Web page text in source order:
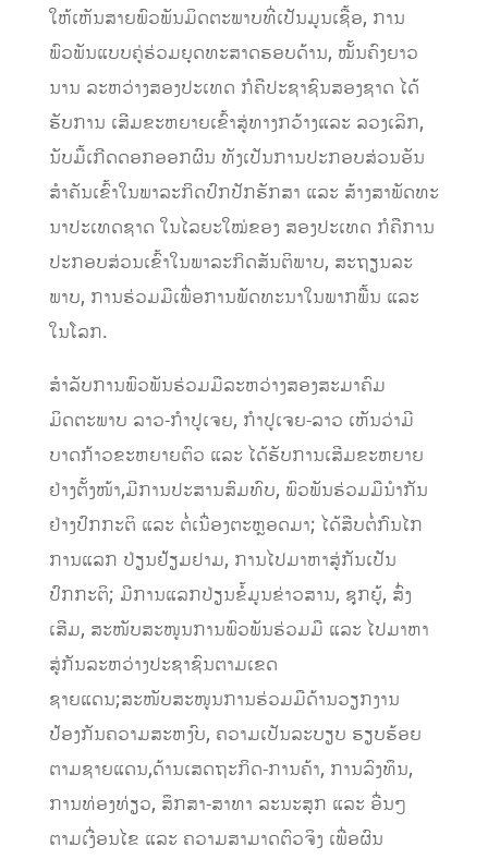
ໃຫ້ເຫັນສາຍພົວພັນມິດຕະພາບທີ່ເປັນມູນເຊື້ອ, ການ
ພົວພັນແບບຄູ່ຮ່ວມຍຸດທະສາດຮອບດ້ານ, ໝັ້ນຄົງຍາວ
ນານ ລະຫວ່າງສອງປະເທດ ກໍຄືປະຊາຊົນສອງຊາດ ໄດ້
ຮັບການ ເສີມຂະຫຍາຍເຂົ້າສູ່ທາງກວ້າງແລະ ລວງເລິກ,
ນັບມືເກີດດອກອອກຜົນ ທັງ​ເປັນການປະກອບສ່ວນອັນ
ສຳຄັນເຂົ້າໃນພາລະກິດປົກປັກຮັກສາ ແລະ ສ້າງສາພັດທະ
ນາປະເທດຊາດ ໃນໄລຍະໃໝ່ຂອງ ສອງປະເທດ ກໍຄືການ
ປະກອບສ່ວນເຂົ້າໃນພາລະກິດສັນຕິພາບ, ສະຖຽນລະ
ພາບ, ການຮ່ວມມືເພື່ອການພັດທະນາໃນພາກພື້ນ ແລະ
ໃນໂລກ.
ສໍາລັບ​ການພົວພັນຮ່ວມມືລະຫວ່າງສອງ​ສະມາຄົມ​
ມິດຕະພາບ ລາວ-ກຳ​ປູ​ເຈຍ, ​ກຳ​ປູ​ເຈຍ-ລາວ ເຫັນວ່າມີ​
ບາດກ້າວ​ຂະຫຍາຍຕົວ ​ແລະ ​ໄດ້​ຮັບການເສີມຂະຫຍາຍ
ຢ່າງຕັ້ງໜ້າ,ມີການປະສານສົມທົບ, ພົວພັນຮ່ວມມືນໍາກັນ
ຢ່າງປົກກະຕິ ແລະ ຕໍ່ເນື່ອງຕະຫຼອດມາ; ໄດ້ສືບຕໍ່ກົນໄກ
ການແລກ ປ່ຽນຢ້ຽມຢາມ, ການໄປມາຫາສູ່ກັນເປັນ
ປົກກະຕິ; ມີການແລກປ່ຽນຂໍ້ມູນຂ່າວສານ, ຊຸກຍູ້, ສົ່ງ
ເສີມ, ສະໜັບສະໜູນການພົວພັນຮ່ວມມື ແລະ ໄປມາຫາ
ສູ່ກັນລະຫວ່າງປະຊາຊົນຕາມເຂດ
ຊາຍແດນ;ສະໜັບສະໜູນການຮ່ວມມືດ້ານວຽກງານ
ປ້ອງກັນຄວາມສະຫງົບ, ຄວາມເປັນລະບຽບ ຮຽບຮ້ອຍ
ຕາມຊາຍແດນ,ດ້ານເສດຖະກິດ-ການຄ້າ, ການລົງທຶນ,
ການທ່ອງທ່ຽວ, ສຶກສາ-ສາທາ ລະນະສຸກ ແລະ ອື່ນໆ
ຕາມເງື່ອນໄຂ ແລະ ຄວາມສາມາດຕົວຈິງ ເພື່ອຜົນ